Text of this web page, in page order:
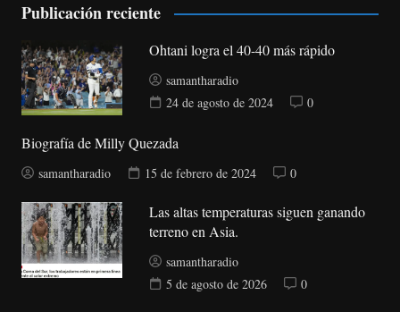
Publicación reciente
Ohtani logra el 40-40 más rápido
samantharadio
24 de agosto de 2024
0
Biografía de Milly Quezada
samantharadio 15 de febrero de 2024 0
Las altas temperaturas siguen ganando
terreno en Asia.
samantharadio
5 de agosto de 2026
0